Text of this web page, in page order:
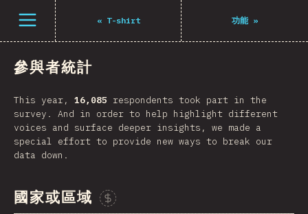
打開選單 « T-shirt 功能»
參與者統計
This year, 16,085 respondents took part in the
survey. And in order to help highlight different
voices and surface deeper insights, we made a
special effort to provide new ways to break our
data down.
國家或區域
贊助這張圖表
Navigated to The State of JS 2021